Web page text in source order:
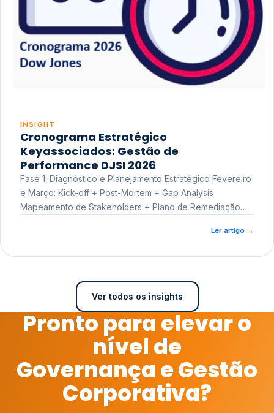
INSIGHT
Cronograma Estratégico
Keyassociados: Gestão de
Performance DJSI 2026
Fase 1: Diagnóstico e Planejamento Estratégico Fevereiro
e Março: Kick-off + Post-Mortem + Gap Analysis
Mapeamento de Stakeholders + Plano de Remediação
Ler artigo →
Ver todos os insights
Pronto para elevar o
nível de
Governança e Gestão
Corporativa?